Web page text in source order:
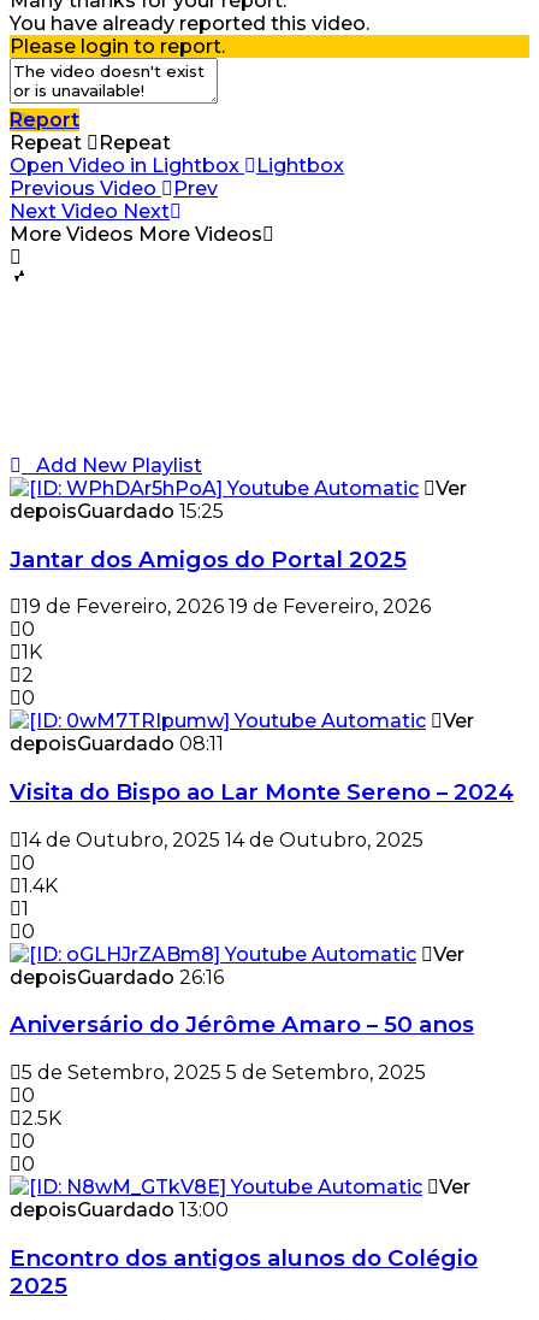
You have already reported this video.
Please login to report.
Report
Repeat
Repeat
Open Video in Lightbox
Lightbox
Previous Video
Prev
Next Video Next
More Videos More Videos
Add New Playlist
Ver
depoisGuardado 15:25
Jantar dos Amigos do Portal 2025
19 de Fevereiro, 2026 19 de Fevereiro, 2026
0
1K
2
0
Ver
depoisGuardado 08:11
Visita do Bispo ao Lar Monte Sereno – 2024
14 de Outubro, 2025 14 de Outubro, 2025
0
1.4K
1
0
Ver
depoisGuardado 26:16
Aniversário do Jérôme Amaro – 50 anos
5 de Setembro, 2025 5 de Setembro, 2025
0
2.5K
0
0
Ver
depoisGuardado 13:00
Encontro dos antigos alunos do Colégio
2025